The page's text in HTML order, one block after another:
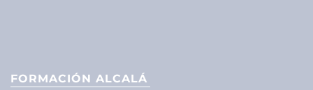
FORMACIÓN ALCALÁ